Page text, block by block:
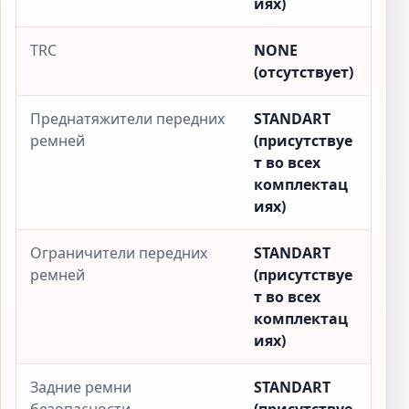
TRC
NONE
(отсутствует)
Преднатяжители передних
ремней
STANDART
(присутствуе
т во всех
комплектац
иях)
Ограничители передних
ремней
STANDART
(присутствуе
т во всех
комплектац
иях)
Задние ремни
STANDART